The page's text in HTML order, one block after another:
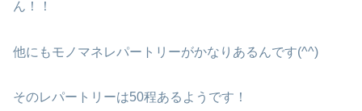
ん！！
他にもモノマネレパートリーがかなりあるんです(^^)
そのレパートリーは50程あるようです！